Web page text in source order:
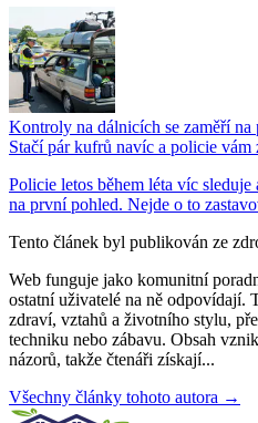
Kontroly na dálnicích se zaměří na
Stačí pár kufrů navíc a policie vám
Policie letos během léta víc
na první pohled. Nejde o to
Tento článek byl publikován ze
Web funguje jako komunitní
ostatní uživatelé na ně odpovídají.
zdraví, vztahů a životního stylu,
techniku nebo zábavu. Obsah
názorů, takže čtenáři získají...
Všechny články tohoto autora →